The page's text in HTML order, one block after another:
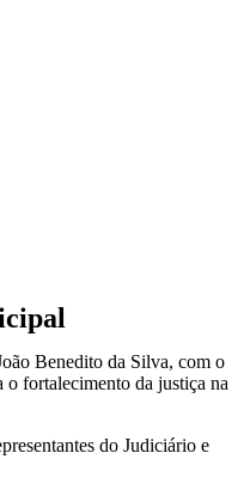
Benedito da Silva, com o
fortalecimento da justiça na
do Judiciário e